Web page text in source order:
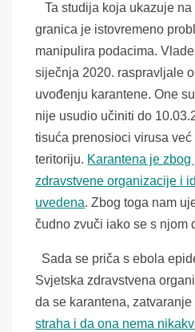
Ta studija koja ukazuje na
granica je istovremeno
manipulira podacima.
siječnja 2020. raspravljale
uvođenju karantene. One
nije usudio učiniti do
tisuća prenosioci virusa
teritoriju. Karantena je
zdravstvene organizacije i
uvedena. Zbog toga nam
čudno zvuči iako se s njom
Sada se priča s ebola
Svjetska zdravstvena
da se karantena, zatvaranje
straha i da ona nema